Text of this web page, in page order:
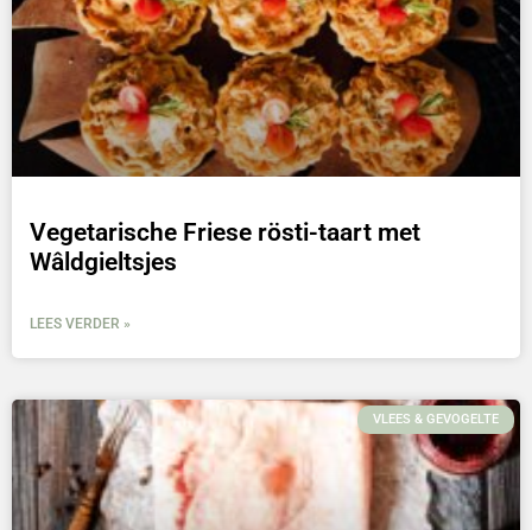
Vegetarische Friese rösti-taart met
Wâldgieltsjes
LEES VERDER »
VLEES & GEVOGELTE